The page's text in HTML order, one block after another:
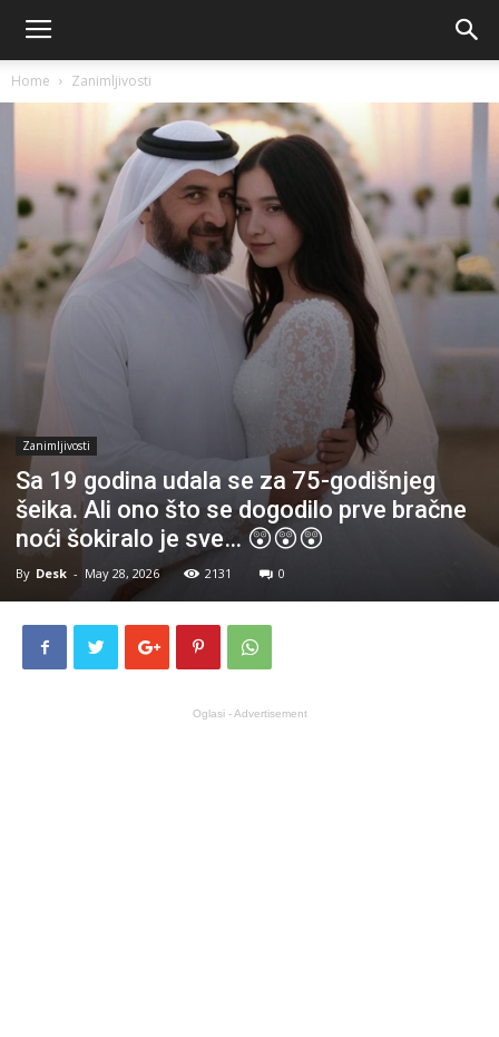
Home Zanimljivosti
Zanimljivosti
Sa 19 godina udala se za 75-godišnjeg
šeika. Ali ono što se dogodilo prve bračne
noći šokiralo je sve… 😲😲😲
By Desk - May 28, 2026 2131 0
Oglasi - Advertisement